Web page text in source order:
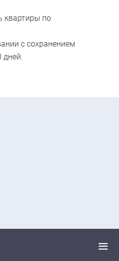
квартиры по
с сохранением
дней.